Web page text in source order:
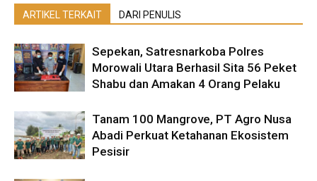
ARTIKEL TERKAIT DARI PENULIS
Sepekan, Satresnarkoba Polres
Morowali Utara Berhasil Sita 56 Peket
Shabu dan Amakan 4 Orang Pelaku
Tanam 100 Mangrove, PT Agro Nusa
Abadi Perkuat Ketahanan Ekosistem
Pesisir